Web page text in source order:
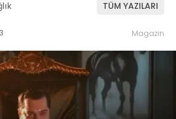
TÜM YAZILARI
Magazin